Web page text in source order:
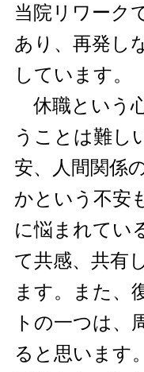
当院リワーク
あり、再発し
しています。
休職という
うことは難し
安、人間関係
かという不安
に悩まれてい
て共感、共有
ます。また、
トの一つは、
ると思います